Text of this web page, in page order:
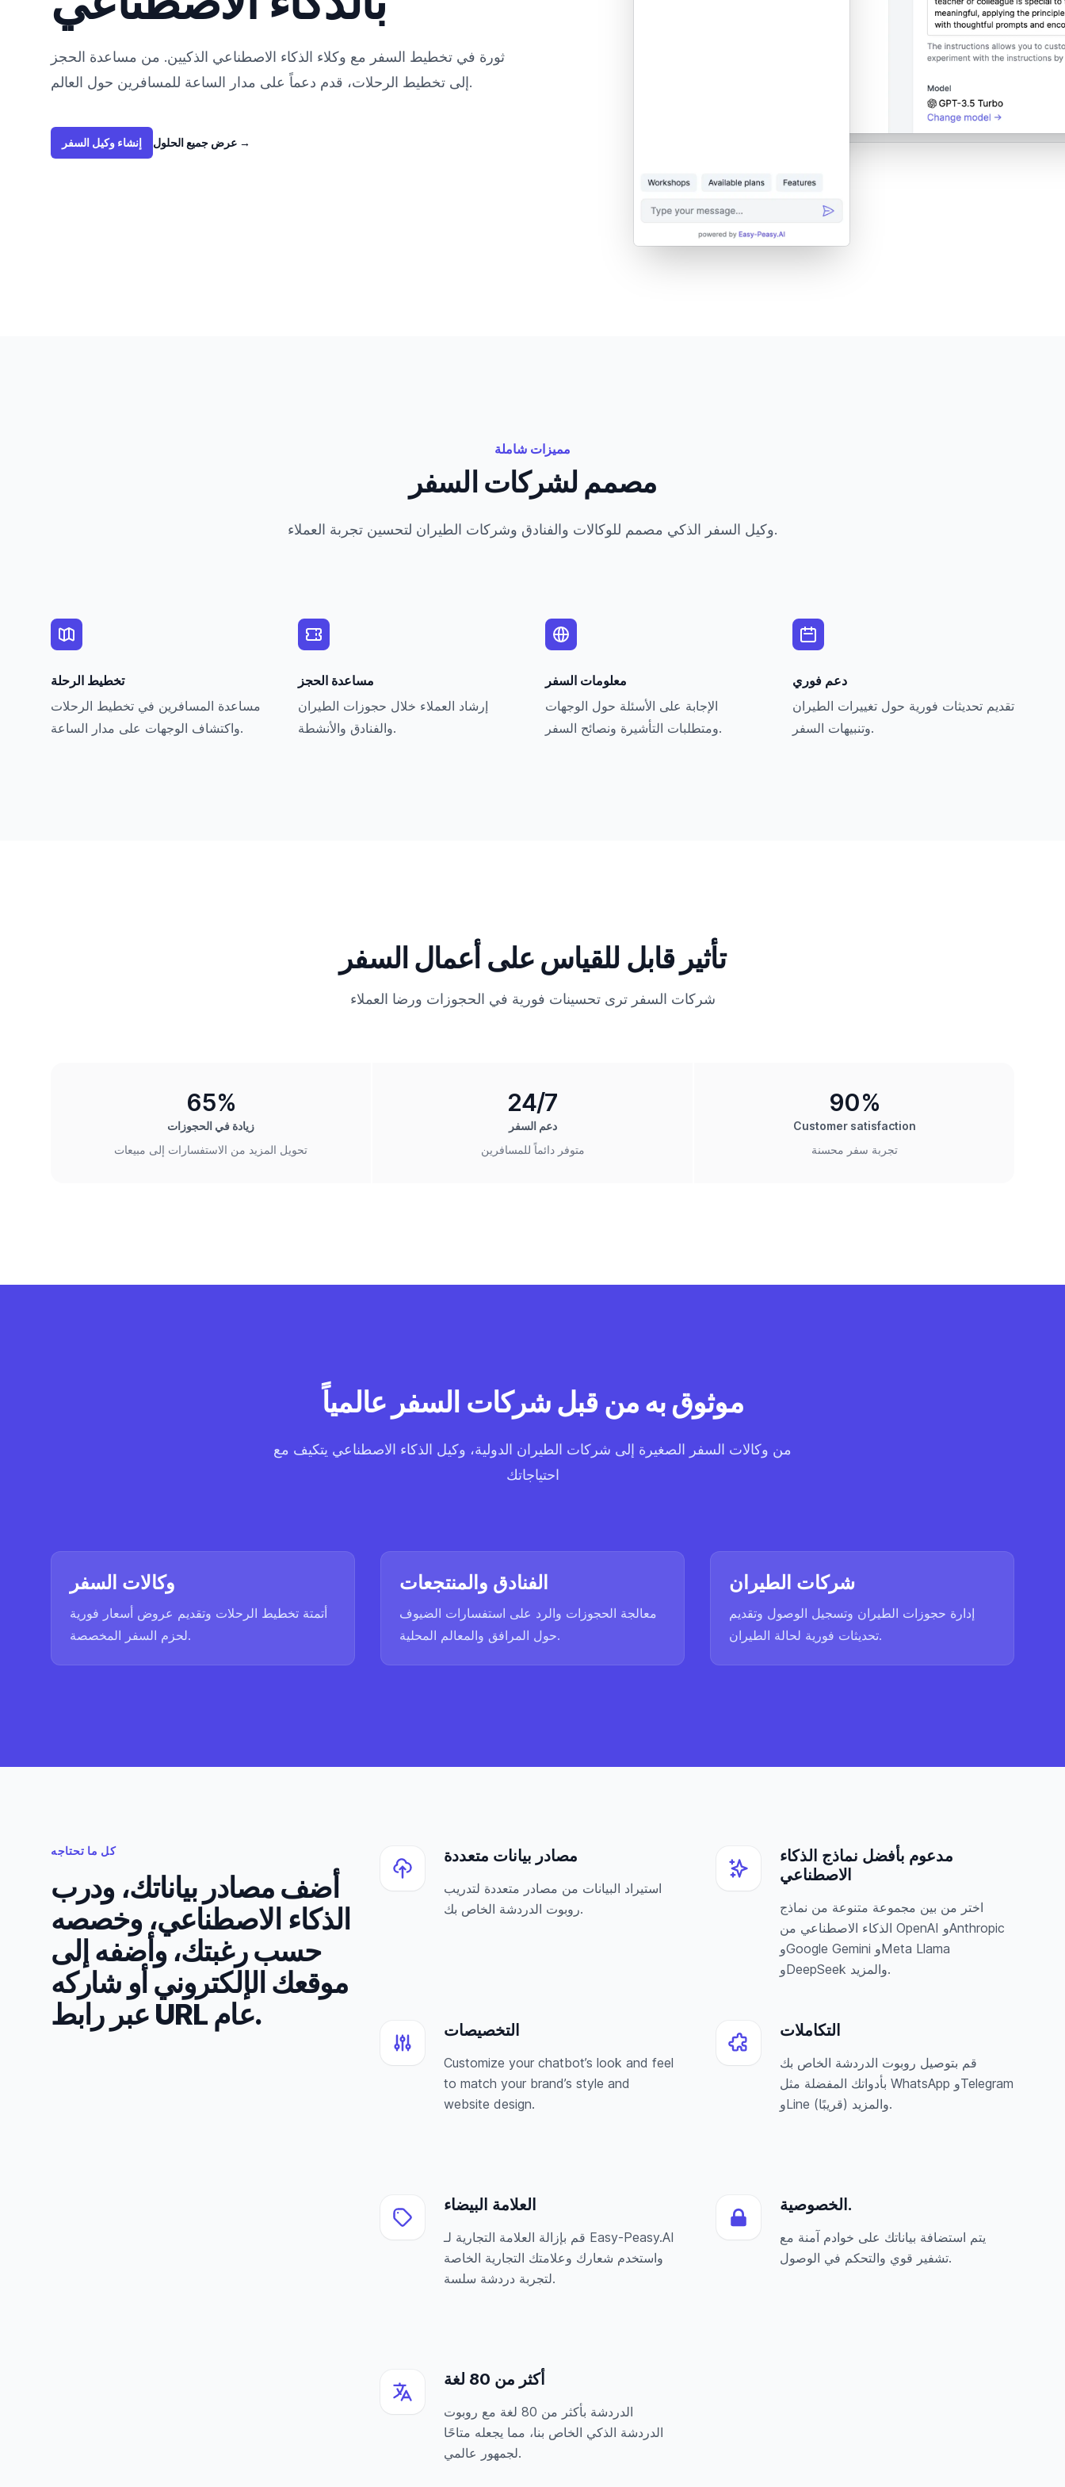
ثورة في تخطيط السفر مع وكلاء الذكاء الاصطناعي الذكيين. من مساعدة الحجز
إلى تخطيط الرحلات، قدم دعماً على مدار الساعة للمسافرين حول العالم.
إنشاء وكيل السفر عرض جميع الحلول →
مميزات شاملة
مصمم لشركات السفر
وكيل السفر الذكي مصمم للوكالات والفنادق وشركات الطيران لتحسين تجربة العملاء.
تخطيط الرحلة
مساعدة المسافرين في تخطيط الرحلات
واكتشاف الوجهات على مدار الساعة.
مساعدة الحجز
إرشاد العملاء خلال حجوزات الطيران
والفنادق والأنشطة.
معلومات السفر
الإجابة على الأسئلة حول الوجهات
ومتطلبات التأشيرة ونصائح السفر.
دعم فوري
تقديم تحديثات فورية حول تغييرات الطيران
وتنبيهات السفر.
تأثير قابل للقياس على أعمال السفر
شركات السفر ترى تحسينات فورية في الحجوزات ورضا العملاء
زيادة في الحجوزات
65%
تحويل المزيد من الاستفسارات إلى مبيعات
دعم السفر
24/7
متوفر دائماً للمسافرين
Customer satisfaction
90%
تجربة سفر محسنة
موثوق به من قبل شركات السفر عالمياً
من وكالات السفر الصغيرة إلى شركات الطيران الدولية، وكيل الذكاء الاصطناعي يتكيف مع
احتياجاتك
وكالات السفر
أتمتة تخطيط الرحلات وتقديم عروض أسعار فورية
لحزم السفر المخصصة.
الفنادق والمنتجعات
معالجة الحجوزات والرد على استفسارات الضيوف
حول المرافق والمعالم المحلية.
شركات الطيران
إدارة حجوزات الطيران وتسجيل الوصول وتقديم
تحديثات فورية لحالة الطيران.
كل ما تحتاجه
أضف مصادر بياناتك، ودرب
الذكاء الاصطناعي، وخصصه
حسب رغبتك، وأضفه إلى
موقعك الإلكتروني أو شاركه
عبر رابط URL عام.
مصادر بيانات متعددة
استيراد البيانات من مصادر متعددة لتدريب
روبوت الدردشة الخاص بك.
التخصيصات
Customize your chatbot’s look and feel
to match your brand’s style and
website design.
العلامة البيضاء
قم بإزالة العلامة التجارية لـ Easy-Peasy.AI
واستخدم شعارك وعلامتك التجارية الخاصة
لتجربة دردشة سلسة.
أكثر من 80 لغة
الدردشة بأكثر من 80 لغة مع روبوت
الدردشة الذكي الخاص بنا، مما يجعله متاحًا
لجمهور عالمي.
مدعوم بأفضل نماذج الذكاء
الاصطناعي
اختر من بين مجموعة متنوعة من نماذج
الذكاء الاصطناعي من OpenAI وAnthropic
وGoogle Gemini وMeta Llama
وDeepSeek والمزيد.
التكاملات
قم بتوصيل روبوت الدردشة الخاص بك
بأدواتك المفضلة مثل WhatsApp وTelegram
وLine (قريبًا) والمزيد.
الخصوصية.
يتم استضافة بياناتك على خوادم آمنة مع
تشفير قوي والتحكم في الوصول.